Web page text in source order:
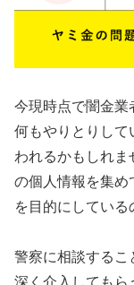
今現時点で闇金業
何もやりとりして
われるかもしれま
の個人情報を集め
を目的にしている
警察に相談するこ